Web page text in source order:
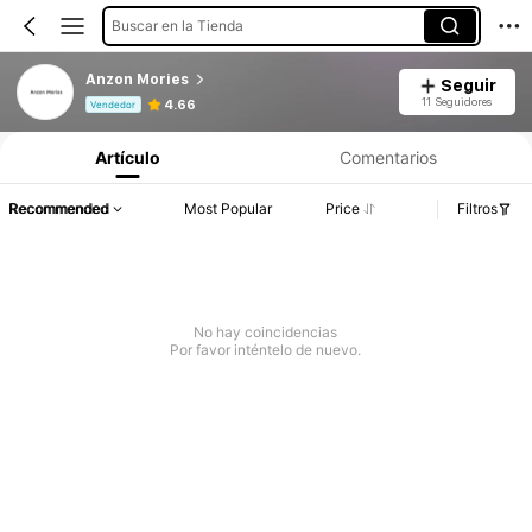
Buscar en la Tienda
Anzon Mories
Vendedor 4.66
Seguir
11 Seguidores
Artículo Comentarios
Recommended Most Popular Price Filtros
No hay coincidencias
Por favor inténtelo de nuevo.